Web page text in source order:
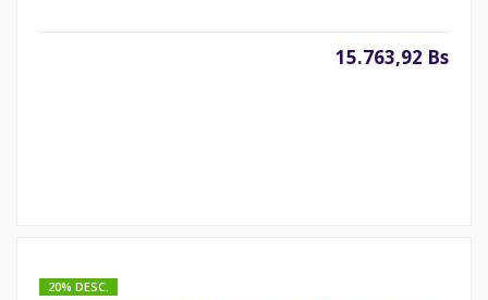
15.763,92 Bs
20% DESC.